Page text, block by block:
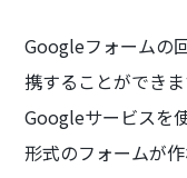
Googleフォームの
携することができま
Googleサービスを
形式のフォームが